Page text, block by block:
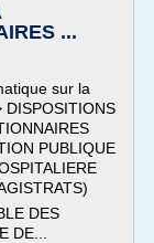
...
sur la
PUBLIQUE
DES
DE...